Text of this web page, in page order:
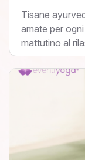
Tisane
amate per
mattutino al